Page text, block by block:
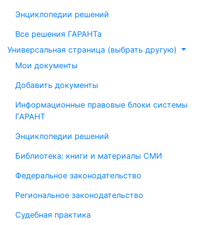
Энциклопедии решений
Все решения ГАРАНТа
Универсальная страница (выбрать другую)
Мои документы
Добавить документы
Информационные правовые блоки системы
ГАРАНТ
Энциклопедии решений
Библиотека: книги и материалы СМИ
Федеральное законодательство
Региональное законодательство
Судебная практика